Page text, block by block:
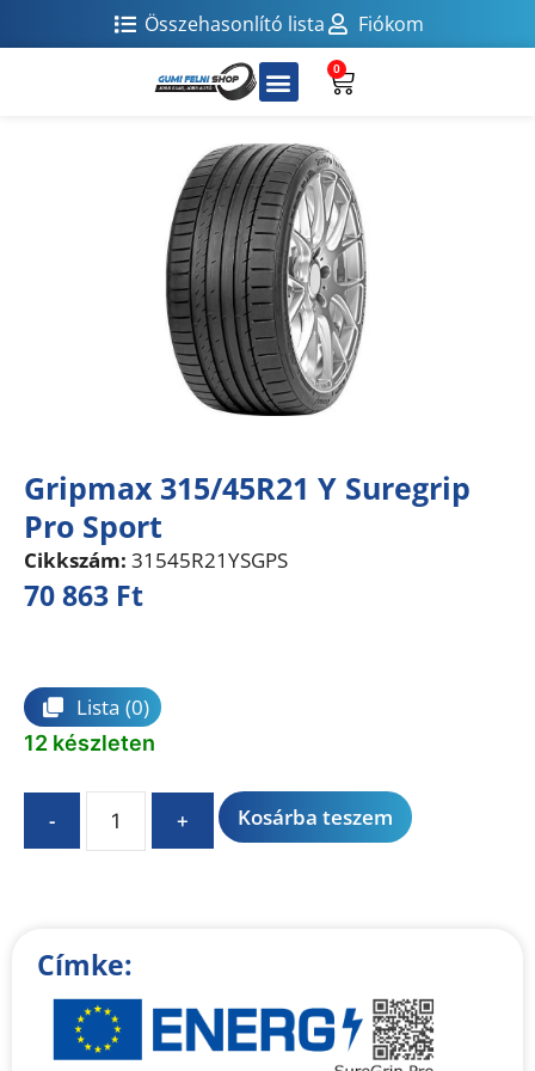
Összehasonlító lista Fiókom
0
Gripmax 315/45R21 Y Suregrip
Pro Sport
Cikkszám: 31545R21YSGPS
70 863 Ft
Lista (0)
12 készleten
- + Kosárba teszem
t
i
Címke: